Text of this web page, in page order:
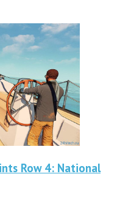
Row 4: National